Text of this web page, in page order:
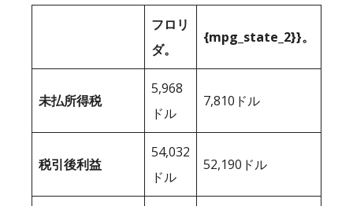
フロリ
ダ。
{mpg_state_2}}。
未払所得税
5,968
ドル
7,810ドル
税引後利益
54,032
ドル
52,190ドル